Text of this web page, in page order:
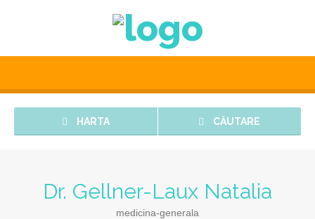
HARTA CĂUTARE
Dr. Gellner-Laux Natalia
medicina-generala